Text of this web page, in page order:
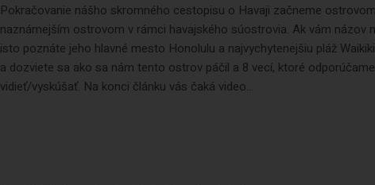
Pokračovanie nášho skromného cestopisu o Havaji začneme
naznámejším ostrovom v rámci havajského súostrovia. Ak vám názov
isto poznáte jeho hlavné mesto Honolulu a najvychytenejšiu pláž
a dozviete sa ako sa nám tento ostrov páčil a 8 vecí, ktoré odporúčame
vidieť/vyskúšať. Na konci článku vás čaká video...